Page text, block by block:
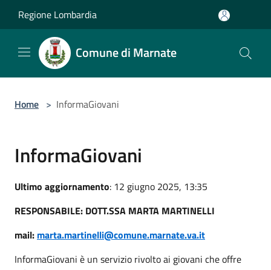
Regione Lombardia
Comune di Marnate
Home > InformaGiovani
InformaGiovani
Ultimo aggiornamento: 12 giugno 2025, 13:35
RESPONSABILE: DOTT.SSA MARTA MARTINELLI
mail: marta.martinelli@comune.marnate.va.it
InformaGiovani è un servizio rivolto ai giovani che offre